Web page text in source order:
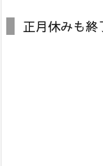
正月休みも終